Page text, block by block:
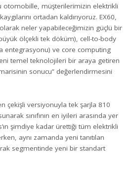
otomobille, müşterilerimizin elektrikli
ortadan kaldırıyoruz. EX60,
neler yapabileceğimizin güçlü bir
ölçekli tek döküm), cell-to-body
entegrasyonu) ve core computing
temel teknolojileri bir araya getiren
sonucu” değerlendirmesini
çekişli versiyonuyla tek şarjla 810
sınıfının en iyileri arasında yer
şimdiye kadar ürettiği tüm elektrikli
aynı zamanda yeni tanıtılan
segmentinde yeni bir standart